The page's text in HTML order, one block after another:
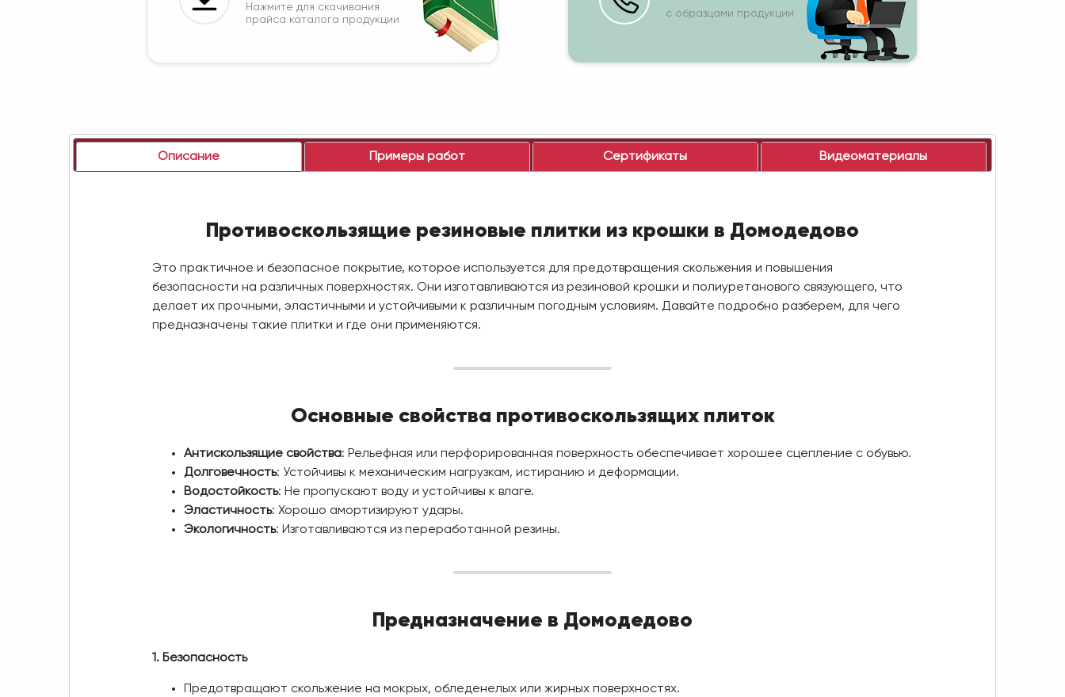
Нажмите для скачивания
прайса каталога продукции
с образцами продукции
Описание Примеры работ Сертификаты Видеоматериалы
Противоскользящие резиновые плитки из крошки в Домодедово
Это практичное и безопасное покрытие, которое используется для предотвращения скольжения и повышения
безопасности на различных поверхностях. Они изготавливаются из резиновой крошки и полиуретанового связующего, что
делает их прочными, эластичными и устойчивыми к различным погодным условиям. Давайте подробно разберем, для чего
предназначены такие плитки и где они применяются.
Основные свойства противоскользящих плиток
Антискользящие свойства: Рельефная или перфорированная поверхность обеспечивает хорошее сцепление с обувью.
Долговечность: Устойчивы к механическим нагрузкам, истиранию и деформации.
Водостойкость: Не пропускают воду и устойчивы к влаге.
Эластичность: Хорошо амортизируют удары.
Экологичность: Изготавливаются из переработанной резины.
Предназначение в Домодедово
1. Безопасность
Предотвращают скольжение на мокрых, обледенелых или жирных поверхностях.